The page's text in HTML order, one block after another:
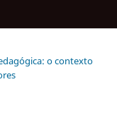
o contexto